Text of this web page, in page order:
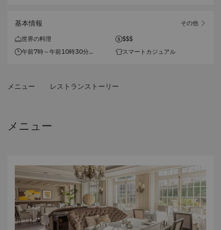
基本情報 その他
世界の料理
$$$
午前7時～午前10時30分
は短いリードにつなぎ、バーや
スマートカジュアル
メニュー レストランストーリー
メニュー